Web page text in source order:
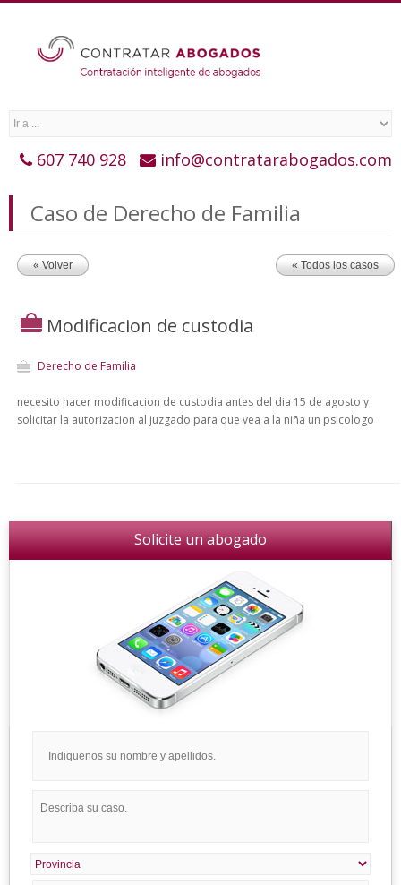
607 740 928 info@contratarabogados.com
Caso de Derecho de Familia
« Volver « Todos los casos
Modificacion de custodia
Derecho de Familia
necesito hacer modificacion de custodia antes del dia 15 de agosto y
solicitar la autorizacion al juzgado para que vea a la niña un psicologo
Solicite un abogado